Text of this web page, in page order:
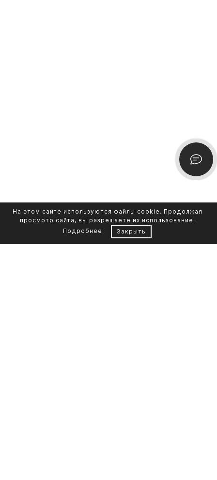
На этом сайте используются файлы cookie. Продолжая
просмотр сайта, вы разрешаете их использование.
Подробнее . Закрыть